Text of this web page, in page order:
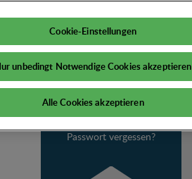
DE
Passwort vergessen?
Cookie-Einstellungen
unbedingt Notwendige Cookies akzeptieren
Alle Cookies akzeptieren